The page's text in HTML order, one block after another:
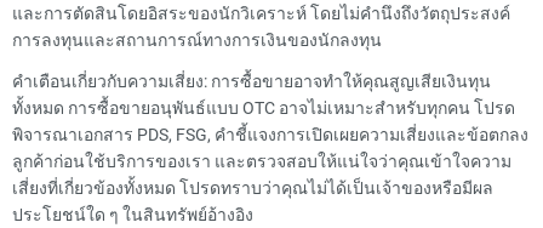
และการตัดสินโดยอิสระของนักวิเคราะห์ โดยไม่คำนึงถึงวัตถุประสงค์
การลงทุนและสถานการณ์ทางการเงินของนักลงทุน
คำเตือนเกี่ยวกับความเสี่ยง: การซื้อขายอาจทำให้คุณสูญเสียเงินทุน
ทั้งหมด การซื้อขายอนุพันธ์แบบ OTC อาจไม่เหมาะสำหรับทุกคน โปรด
พิจารณาเอกสาร PDS, FSG, คำชี้แจงการเปิดเผยความเสี่ยงและข้อตกลง
ลูกค้าก่อนใช้บริการของเรา และตรวจสอบให้แน่ใจว่าคุณเข้าใจความ
เสี่ยงที่เกี่ยวข้องทั้งหมด โปรดทราบว่าคุณไม่ได้เป็นเจ้าของหรือมีผล
ประโยชน์ใด ๆ ในสินทรัพย์อ้างอิง